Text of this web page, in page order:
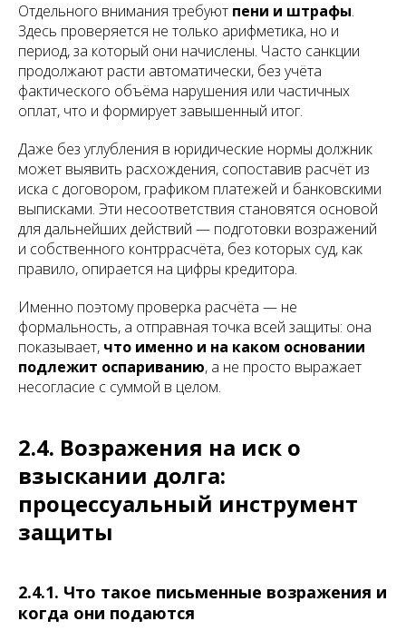
Отдельного внимания требуют пени и штрафы.
Здесь проверяется не только арифметика, но и
период, за который они начислены. Часто санкции
продолжают расти автоматически, без учёта
фактического объёма нарушения или частичных
оплат, что и формирует завышенный итог.
Даже без углубления в юридические нормы должник
может выявить расхождения, сопоставив расчёт из
иска с договором, графиком платежей и банковскими
выписками. Эти несоответствия становятся основой
для дальнейших действий — подготовки возражений
и собственного контррасчёта, без которых суд, как
правило, опирается на цифры кредитора.
Именно поэтому проверка расчёта — не
формальность, а отправная точка всей защиты: она
показывает, что именно и на каком основании
подлежит оспариванию, а не просто выражает
несогласие с суммой в целом.
2.4. Возражения на иск о
взыскании долга:
процессуальный инструмент
защиты
2.4.1. Что такое письменные возражения и
когда они подаются